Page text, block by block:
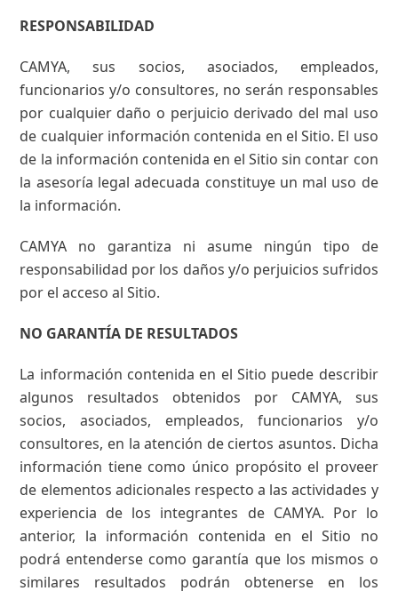
RESPONSABILIDAD
CAMYA, sus socios, asociados, empleados,
funcionarios y/o consultores, no serán responsables
por cualquier daño o perjuicio derivado del mal uso
de cualquier información contenida en el Sitio. El uso
de la información contenida en el Sitio sin contar con
la asesoría legal adecuada constituye un mal uso de
la información.
CAMYA no garantiza ni asume ningún tipo de
responsabilidad por los daños y/o perjuicios sufridos
por el acceso al Sitio.
NO GARANTÍA DE RESULTADOS
La información contenida en el Sitio puede describir
algunos resultados obtenidos por CAMYA, sus
socios, asociados, empleados, funcionarios y/o
consultores, en la atención de ciertos asuntos. Dicha
información tiene como único propósito el proveer
de elementos adicionales respecto a las actividades y
experiencia de los integrantes de CAMYA. Por lo
anterior, la información contenida en el Sitio no
podrá entenderse como garantía que los mismos o
similares resultados podrán obtenerse en los